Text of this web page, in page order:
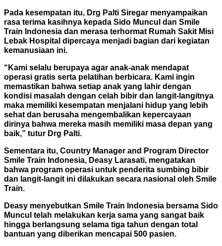
Pada kesempatan itu, Drg Palti Siregar menyampaikan
rasa terima kasihnya kepada Sido Muncul dan Smile
Train Indonesia dan merasa terhormat Rumah Sakit Misi
Lebak Hospital dipercaya menjadi bagian dari kegiatan
kemanusiaan ini.
“Kami selalu berupaya agar anak-anak mendapat
operasi gratis serta pelatihan berbicara. Kami ingin
memastikan bahwa setiap anak yang lahir dengan
kondisi masalah dengan celah bibir dan langit-langitnya
maka memiliki kesempatan menjalani hidup yang lebih
sehat dan berusaha mengembalikan kepercayaan
dirinya bahwa mereka masih memiliki masa depan yang
baik,” tutur Drg Palti.
Sementara itu, Country Manager and Program Director
Smile Train Indonesia, Deasy Larasati, mengatakan
bahwa program operasi untuk penderita sumbing bibir
dan langit-langit ini dilakukan secara nasional oleh Smile
Train.
Deasy menyebutkan Smile Train Indonesia bersama Sido
Muncul telah melakukan kerja sama yang sangat baik
hingga berlangsung selama tiga tahun dengan total
bantuan yang diberikan mencapai 500 pasien.